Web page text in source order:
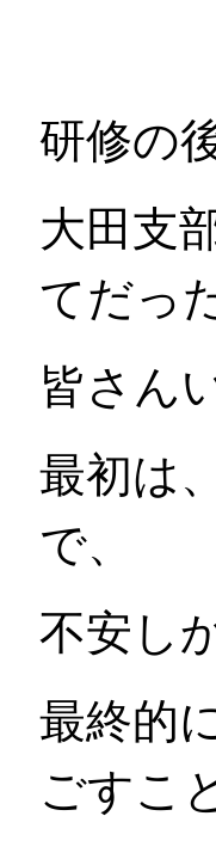
研修の
大田支
てだっ
皆さん
最初は
で、
不安し
最終的
ごすこ